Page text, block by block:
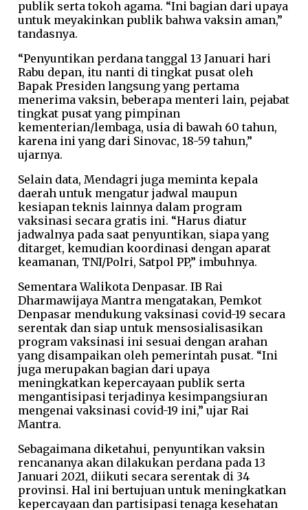
publik serta tokoh agama. “Ini bagian dari upaya
untuk meyakinkan publik bahwa vaksin aman,”
tandasnya.
“Penyuntikan perdana tanggal 13 Januari hari
Rabu depan, itu nanti di tingkat pusat oleh
Bapak Presiden langsung yang pertama
menerima vaksin, beberapa menteri lain, pejabat
tingkat pusat yang pimpinan
kementerian/lembaga, usia di bawah 60 tahun,
karena ini yang dari Sinovac, 18-59 tahun,”
ujarnya.
Selain data, Mendagri juga meminta kepala
daerah untuk mengatur jadwal maupun
kesiapan teknis lainnya dalam program
vaksinasi secara gratis ini. “Harus diatur
jadwalnya pada saat penyuntikan, siapa yang
ditarget, kemudian koordinasi dengan aparat
keamanan, TNI/Polri, Satpol PP,” imbuhnya.
Sementara Walikota Denpasar. IB Rai
Dharmawijaya Mantra mengatakan, Pemkot
Denpasar mendukung vaksinasi covid-19 secara
serentak dan siap untuk mensosialisasikan
program vaksinasi ini sesuai dengan arahan
yang disampaikan oleh pemerintah pusat. “Ini
juga merupakan bagian dari upaya
meningkatkan kepercayaan publik serta
mengantisipasi terjadinya kesimpangsiuran
mengenai vaksinasi covid-19 ini,” ujar Rai
Mantra.
Sebagaimana diketahui, penyuntikan vaksin
rencananya akan dilakukan perdana pada 13
Januari 2021, diikuti secara serentak di 34
provinsi. Hal ini bertujuan untuk meningkatkan
kepercayaan dan partisipasi tenaga kesehatan